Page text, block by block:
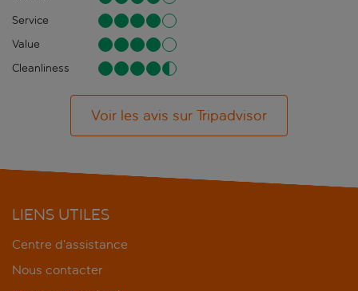
Service
Value
Cleanliness
Voir les avis sur Tripadvisor
LIENS UTILES
Centre d’assistance
Nous contacter